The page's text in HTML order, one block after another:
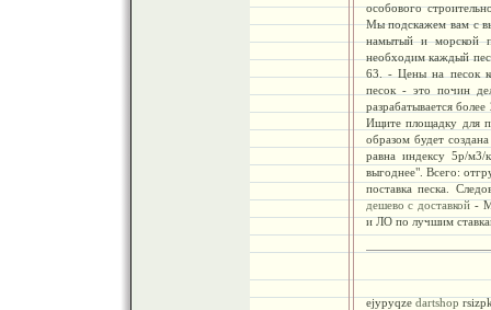
особового
Мы подскажем вам с
намытый и морской
необходим каждый
63. - Цены на песок
песок - это почин
разрабатывается
Ищите площадку для
образом будет
равна индексу 5р/
выгоднее". Всего:
поставка песка.
дешево с доставкой-
и ЛО по лучшим
ejypyqzedartshop